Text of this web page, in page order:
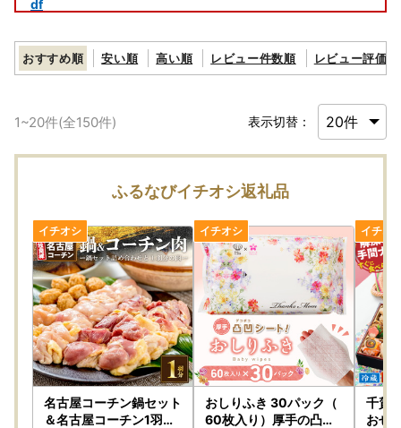
df
２０２７年１月１０日（日）必着
●送付先
小牧市ふるさと納税ワンストップ受付センター宛
※ワンストップ特例申請受付業務を外部委託しております。
【年末年始の返礼品の発送について】
2026年内の返礼品の最終配送は12月26日（土）になりま
ご入金を確認してから各返礼品の配送時期が12月26日
（土）を越える場合は2027年1月5日（火）より順次発送さ
せていただきます（おせちを除く）。
※ご入金から発送までにかかる期間については各返礼品ペー
ジをご確認ください。
※受注生産の返礼品や多くのお申込をいただいている返礼品
については、1月以降の発送になる場合がございます。予め
ご承知ください。
【年末の書類発送について】
＜ワンストップ特例申請書＞
おすすめ順 安い順 高い順 レビュー件数順 レビュー評価順
1~20件(全150件) 表示切替：
ふるなびイチオシ返礼品
名古屋コーチン鍋セット
＆名古屋コーチン1羽分
おしりふき 30パック（
60枚入り）厚手の凸凹
千賀
おせ